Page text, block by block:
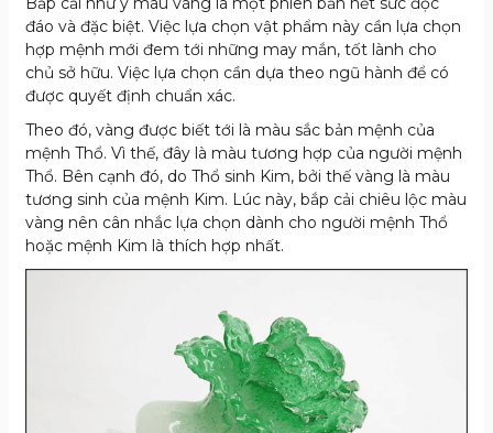
đáo và đặc biệt. Việc lựa chọn vật phẩm này cần lựa chọn
hợp mệnh mới đem tới những may mắn, tốt lành cho
chủ sở hữu. Việc lựa chọn cần dựa theo ngũ hành để có
được quyết định chuẩn xác.
Theo đó, vàng được biết tới là màu sắc bản mệnh của
mệnh Thổ. Vì thế, đây là màu tương hợp của người mệnh
Thổ. Bên cạnh đó, do Thổ sinh Kim, bởi thế vàng là màu
tương sinh của mệnh Kim. Lúc này, bắp cải chiêu lộc màu
vàng nên cân nhắc lựa chọn dành cho người mệnh Thổ
hoặc mệnh Kim là thích hợp nhất.